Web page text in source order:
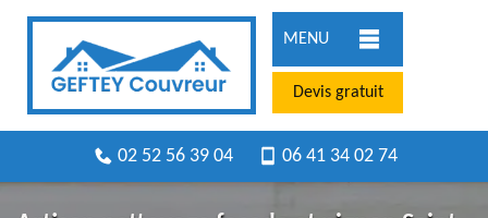
MENU
Devis gratuit
02 52 56 39 04 06 41 34 02 74